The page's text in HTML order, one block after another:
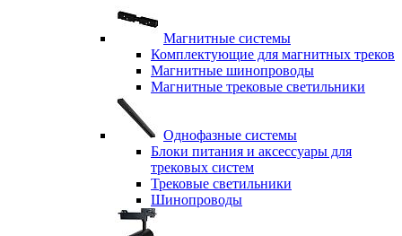
Магнитные системы
Комплектующие для магнитных треков
Магнитные шинопроводы
Магнитные трековые светильники
Однофазные системы
Блоки питания и аксессуары для
трековых систем
Трековые светильники
Шинопроводы